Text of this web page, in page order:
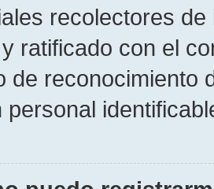
recolectores
ratificado con el
de reconocimiento
personal